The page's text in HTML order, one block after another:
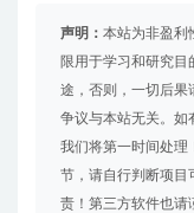
声明： 本站为非盈利
限用于学习和研究目
途，否则，一切后果
争议与本站无关。如
我们将第一时间处理
节，请自行判断项目
责！第三方软件也请